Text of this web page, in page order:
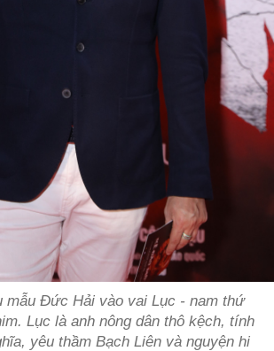
mẫu Đức Hải vào vai Lục - nam thứ
Lục là anh nông dân thô kệch, tính
yêu thầm Bạch Liên và nguyện hi